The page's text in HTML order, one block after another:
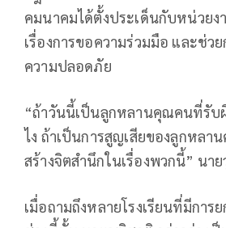
คมนาคมได้ตั้งประเด็นกับหน่วยง
เรื่องการขอความร่วมมือ และช่ว
ความปลอดภัย
“ถ้าวันนี้เป็นลูกหลานคุณคนที่รั
ไง ถ้าเป็นการสูญเสียของลูกหลา
สร้างจิตสำนึกในเรื่องพวกนี้” นา
เมื่อถามถึงหลายโรงเรียนที่มีการ